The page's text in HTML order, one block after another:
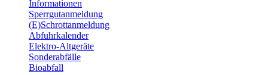
Informationen
Sperrgutanmeldung
(E)Schrottanmeldung
Abfuhrkalender
Elektro-Altgeräte
Sonderabfälle
Bioabfall